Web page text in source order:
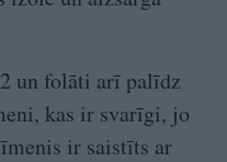
un folāti arī palīdz
kas ir svarīgi, jo
ir saistīts ar